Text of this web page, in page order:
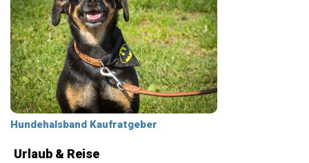
Hundehalsband Kaufratgeber
Urlaub & Reise